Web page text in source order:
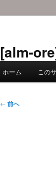
[alm-
ホーム この
投
← 前へ